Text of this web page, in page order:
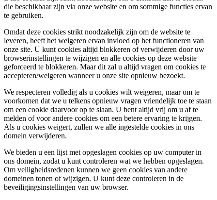
die beschikbaar zijn via onze website en om sommige functies ervan
te gebruiken.
Omdat deze cookies strikt noodzakelijk zijn om de website te
leveren, heeft het weigeren ervan invloed op het functioneren van
onze site. U kunt cookies altijd blokkeren of verwijderen door uw
browserinstellingen te wijzigen en alle cookies op deze website
geforceerd te blokkeren. Maar dit zal u altijd vragen om cookies te
accepteren/weigeren wanneer u onze site opnieuw bezoekt.
We respecteren volledig als u cookies wilt weigeren, maar om te
voorkomen dat we u telkens opnieuw vragen vriendelijk toe te staan
om een cookie daarvoor op te slaan. U bent altijd vrij om u af te
melden of voor andere cookies om een betere ervaring te krijgen.
Als u cookies weigert, zullen we alle ingestelde cookies in ons
domein verwijderen.
We bieden u een lijst met opgeslagen cookies op uw computer in
ons domein, zodat u kunt controleren wat we hebben opgeslagen.
Om veiligheidsredenen kunnen we geen cookies van andere
domeinen tonen of wijzigen. U kunt deze controleren in de
beveiligingsinstellingen van uw browser.